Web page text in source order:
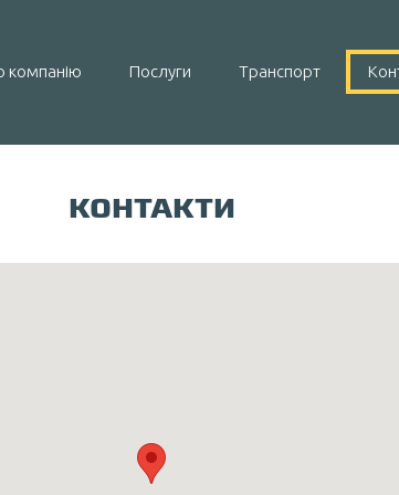
компанію Послуги Транспорт
КОНТАКТИ